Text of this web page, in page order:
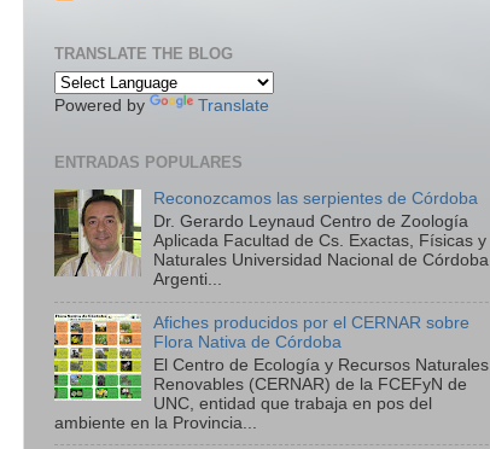
TRANSLATE THE BLOG
Powered by Translate
ENTRADAS POPULARES
Reconozcamos las serpientes de Córdoba
Dr. Gerardo Leynaud Centro de Zoología
Aplicada Facultad de Cs. Exactas, Físicas y
Naturales Universidad Nacional de Córdoba
Argenti...
Afiches producidos por el CERNAR sobre
Flora Nativa de Córdoba
El Centro de Ecología y Recursos Naturales
Renovables (CERNAR) de la FCEFyN de
UNC, entidad que trabaja en pos del
ambiente en la Provincia...